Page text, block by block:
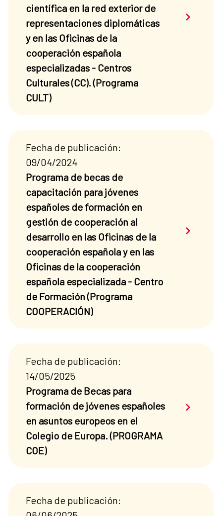
científica en la red exterior de
representaciones diplomáticas
y en las Oficinas de la
cooperación española
especializadas - Centros
Culturales (CC). (Programa
CULT)
Saber
Fecha de publicación:
09/04/2024
Programa de becas de
capacitación para jóvenes
españoles de formación en
gestión de cooperación al
desarrollo en las Oficinas de la
cooperación española y en las
Oficinas de la cooperación
española especializada - Centro
de Formación (Programa
COOPERACIÓN)
Saber
Fecha de publicación:
14/05/2025
Programa de Becas para
formación de jóvenes españoles
en asuntos europeos en el
Colegio de Europa. (PROGRAMA
COE)
Saber
Fecha de publicación: